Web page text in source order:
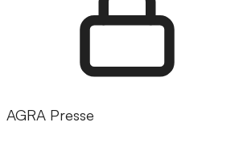
AGRA Presse